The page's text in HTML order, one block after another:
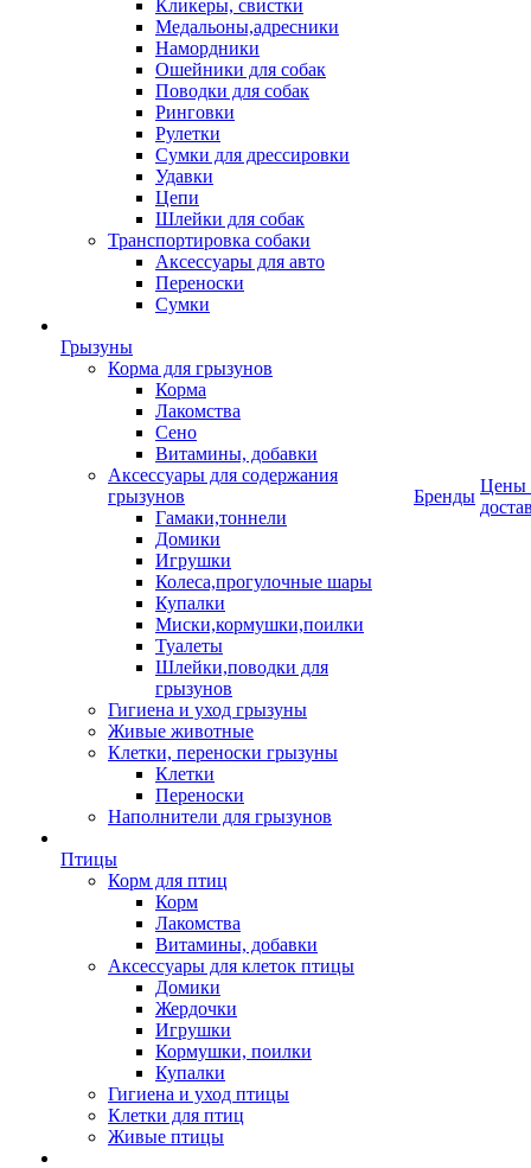
Кликеры, свистки
Медальоны,адресники
Намордники
Ошейники для собак
Поводки для собак
Ринговки
Рулетки
Сумки для дрессировки
Удавки
Цепи
Шлейки для собак
Транспортировка собаки
Аксессуары для авто
Переноски
Сумки
Грызуны
Корма для грызунов
Корма
Лакомства
Сено
Витамины, добавки
Аксессуары для содержания
грызунов
Гамаки,тоннели
Домики
Игрушки
Колеса,прогулочные шары
Купалки
Миски,кормушки,поилки
Туалеты
Шлейки,поводки для
грызунов
Гигиена и уход грызуны
Живые животные
Клетки, переноски грызуны
Клетки
Переноски
Наполнители для грызунов
Птицы
Корм для птиц
Корм
Лакомства
Витамины, добавки
Аксессуары для клеток птицы
Домики
Жердочки
Игрушки
Кормушки, поилки
Купалки
Гигиена и уход птицы
Клетки для птиц
Живые птицы
Бренды
Цены